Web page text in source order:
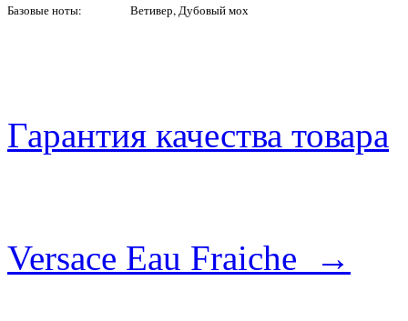
Базовые ноты: Ветивер, Дубовый мох
Гарантия качества товара
Versace Eau Fraiche →